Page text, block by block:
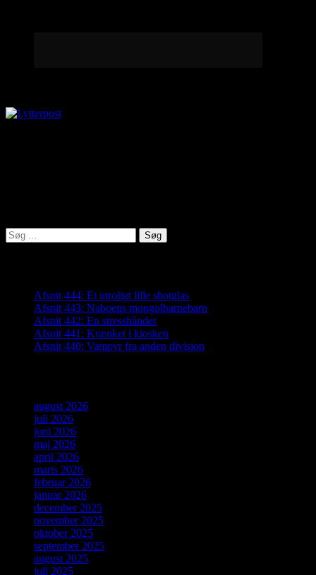
Søg
efter:
Afsnit 444: Et utroligt lille shotglas
Afsnit 443: Naboens mongolbarnebarn
Afsnit 442: En stresshånder
Afsnit 441: Krænket i kiosken
Afsnit 440: Vampyr fra anden division
august 2026
juli 2026
juni 2026
maj 2026
april 2026
marts 2026
februar 2026
januar 2026
december 2025
november 2025
oktober 2025
september 2025
august 2025
juli 2025